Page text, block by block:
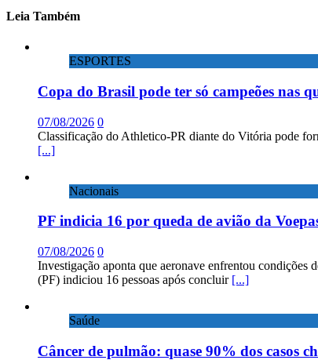
Leia Também
ESPORTES
Copa do Brasil pode ter só campeões nas
07/08/2026 0
Classificação do Athletico-PR diante do Vitória pode
[...]
Nacionais
PF indicia 16 por queda de avião da
07/08/2026 0
Investigação aponta que aeronave enfrentou condições
(PF) indiciou 16 pessoas após concluir [...]
Saúde
Câncer de pulmão: quase 90% dos casos